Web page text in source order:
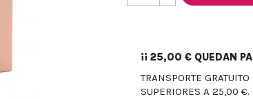
¡¡ 25,00 € QUEDAN
TRANSPORTE
SUPERIORES A 25,00 €.